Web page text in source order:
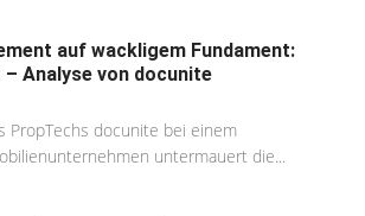
auf wackligem Fundament:
Analyse von docunite
PropTechs docunite bei einem
untermauert die...